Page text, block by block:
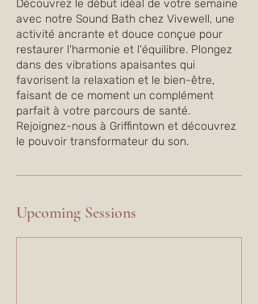
Découvrez le début idéal de votre semaine
avec notre Sound Bath chez Vivewell, une
activité ancrante et douce conçue pour
restaurer l'harmonie et l'équilibre. Plongez
dans des vibrations apaisantes qui
favorisent la relaxation et le bien-être,
faisant de ce moment un complément
parfait à votre parcours de santé.
Rejoignez-nous à Griffintown et découvrez
le pouvoir transformateur du son.
Upcoming Sessions